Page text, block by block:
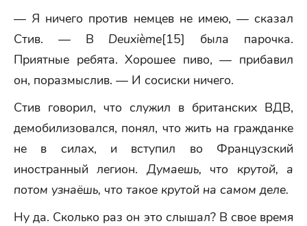
— Я ничего против немцев не имею, — сказал
Стив. — В Deuxième[15] была парочка.
Приятные ребята. Хорошее пиво, — прибавил
он, поразмыслив. — И сосиски ничего.
Стив говорил, что служил в британских ВДВ,
демобилизовался, понял, что жить на гражданке
не в силах, и вступил во Французский
иностранный легион. Думаешь, что крутой, а
потом узнаёшь, что такое крутой на самом деле.
Ну да. Сколько раз он это слышал? В свое время